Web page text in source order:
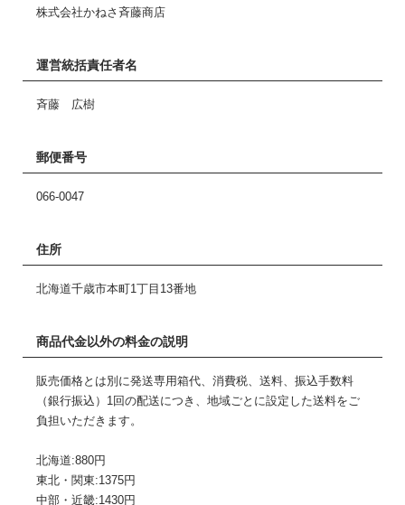
株式会社かねさ斉藤商店
運営統括責任者名
斉藤 広樹
郵便番号
066-0047
住所
北海道千歳市本町1丁目13番地
商品代金以外の料金の説明
販売価格とは別に発送専用箱代、消費税、送料、振込手数料
（銀行振込）1回の配送につき、地域ごとに設定した送料をご
負担いただきます。
北海道:880円
東北・関東:1375円
中部・近畿:1430円